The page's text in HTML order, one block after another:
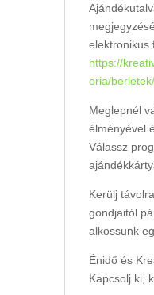
elektronikus
https://
oria/berletek/
Meglepnél
élményével
Válassz
Kerülj
gondjaitól
alkossunk
Énidő és
Kapcsolj ki,